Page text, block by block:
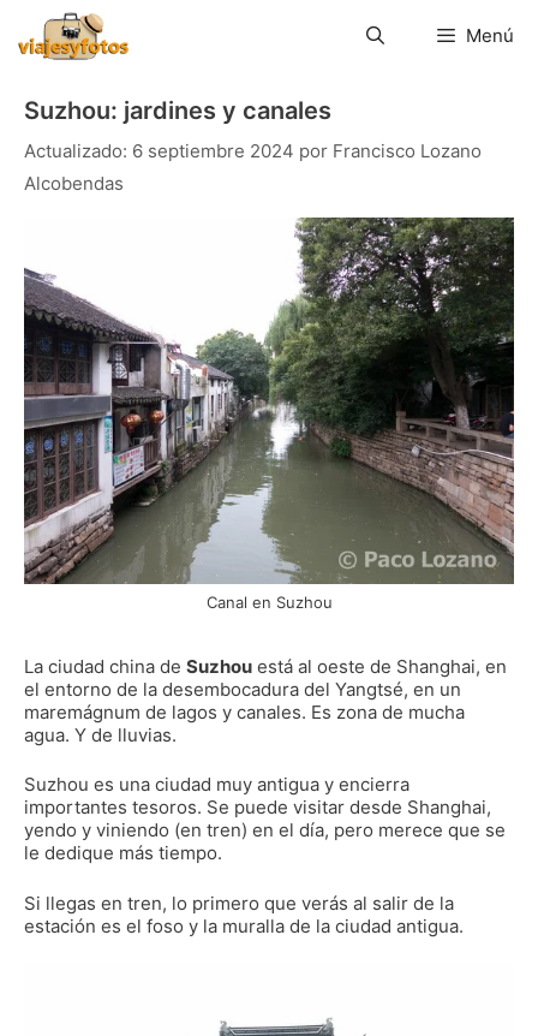
contenido
Menú
Suzhou: jardines y canales
6 septiembre 2024 por Francisco Lozano
Alcobendas
Canal en Suzhou
La ciudad china de Suzhou está al oeste de Shanghai, en
el entorno de la desembocadura del Yangtsé, en un
maremágnum de lagos y canales. Es zona de mucha
agua. Y de lluvias.
Suzhou es una ciudad muy antigua y encierra
importantes tesoros. Se puede visitar desde Shanghai,
yendo y viniendo (en tren) en el día, pero merece que se
le dedique más tiempo.
Si llegas en tren, lo primero que verás al salir de la
estación es el foso y la muralla de la ciudad antigua.